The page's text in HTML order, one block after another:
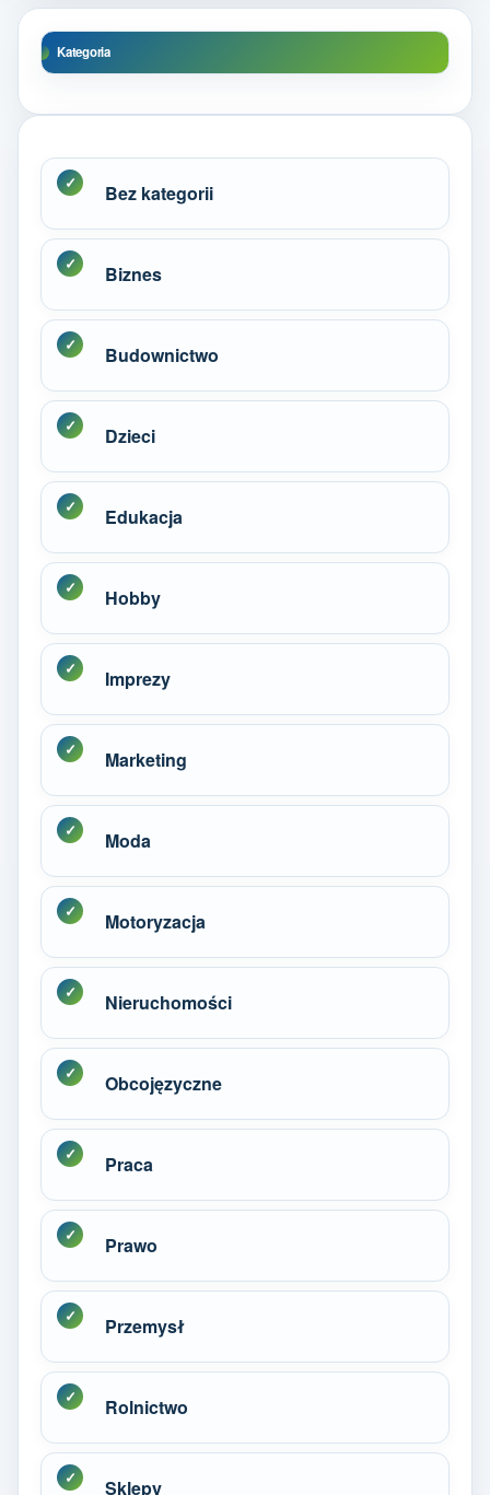
Kategoria
Bez kategorii
Biznes
Budownictwo
Dzieci
Edukacja
Hobby
Imprezy
Marketing
Moda
Motoryzacja
Nieruchomości
Obcojęzyczne
Praca
Prawo
Przemysł
Rolnictwo
Sklepy